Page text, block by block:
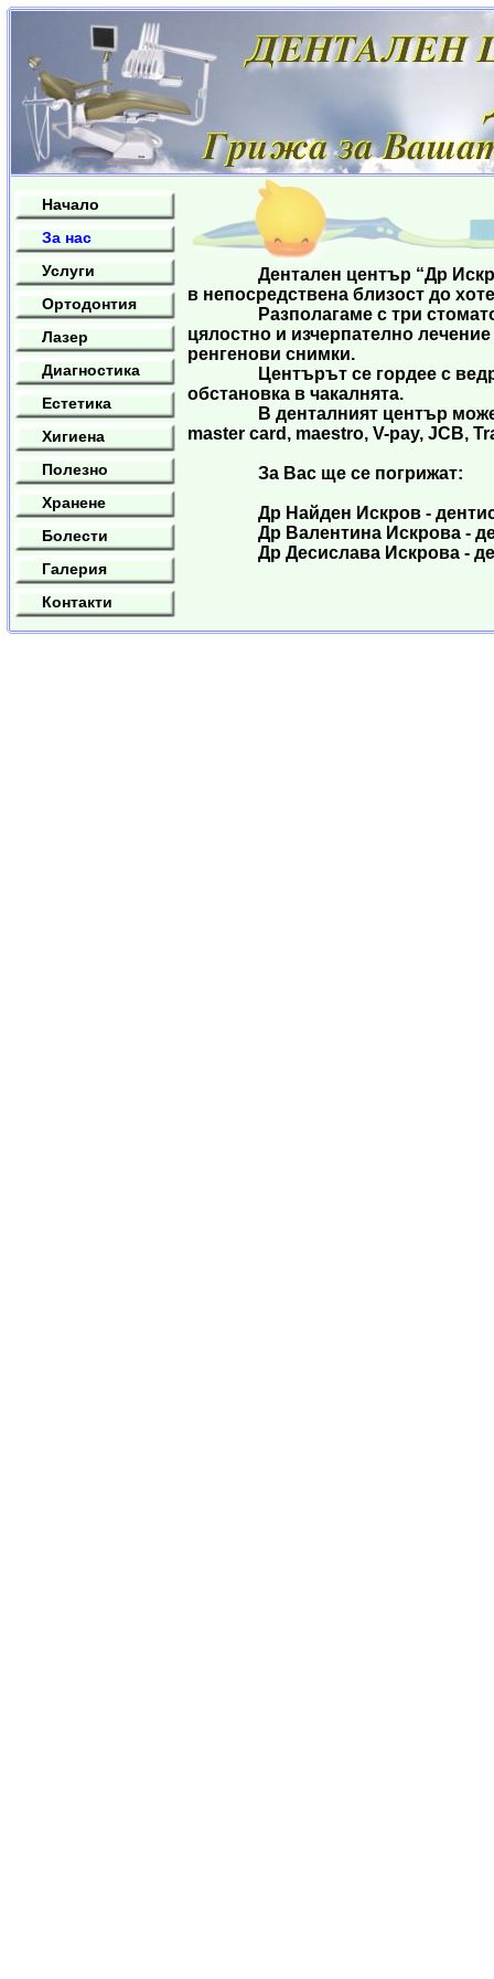
Начало
За нас
Услуги
Ортодонтия
Лазер
Диагностика
Естетика
Хигиена
Полезно
Хранене
Болести
Галерия
Контакти
Дентален център “Др
в непосредствена близост до
Разполагаме с три
цялостно и изчерпателно
ренгенови снимки.
Центърът се гордее с
обстановка в чакалнята.
В денталният център може да
master card, maestro, V-pay, JCB,
За Вас ще се погрижат:
Др Найден Искров -
Др Валентина Искрова -
Др Десислава Искрова -